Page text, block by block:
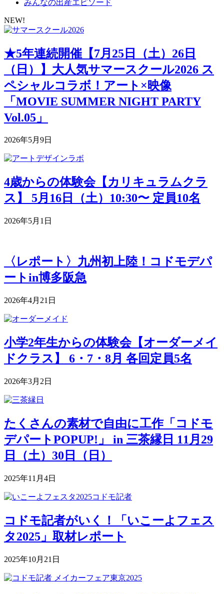
みんなの出産エピソード
NEW!
★5年連続開催【7月25日（土）26日
（日）】大人気サマースクール2026 ス
ペシャルコラボ！アート×映像
「MOVIE SUMMER NIGHT PARTY
Vol.05」
2026年5月9日
4歳からの体験会【カリキュラムクラ
ス】 5月16日（土）10:30〜 定員10名
2026年5月1日
〈レポート〉九州初上陸！コドモデパ
ートin博多阪急
2026年4月21日
小学2年生からの体験会【オーダーメイ
ドクラス】 6・7・8月 各回定員5名
2026年3月2日
たくさんの素材で自由に工作「コドモ
デパートPOPUP!」 in 三茶縁日 11月29
日（土）30日（日）
2025年11月4日
コドモ記者がいく！「いこーよフェス
タ2025」取材レポート
2025年10月21日